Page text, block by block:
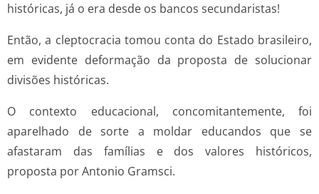
históricas, já o era desde os bancos secundaristas!
Então, a cleptocracia tomou conta do Estado brasileiro,
em evidente deformação da proposta de solucionar
divisões históricas.
O contexto educacional, concomitantemente, foi
aparelhado de sorte a moldar educandos que se
afastaram das famílias e dos valores históricos,
proposta por Antonio Gramsci.